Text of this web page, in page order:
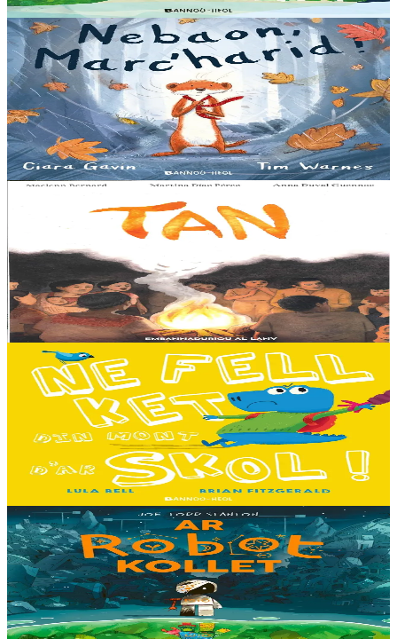
En stock13,00 €
3 ans et plus
Bannoù-heol
A little bit worried
Pris dans une violente tempête, Marc'harid construit une forteresse
pour s'y réfugier. Mais elle y rencontre Lagadeg, qui adore jouer
dans le vent et patauger sous la pluie....
En stock13,00 €
8 ans et plus
Tout en haut des vertes collines, là où les montagnes se couvrent du
brouillard des matinées feutrées, est perché le petit village maya de
Sakamch'en....
En stock11,00 €
3 ans et plus
Bannoù-heol
I don't want to go to school!
C'est le premier jour d'école des Souris et des Dinosaures. Ils n'ont
pas envie d'y aller. Mais quand les cours commencent, une très
grande surprise les attend…...
13,00 €
8 ans et plus
Timilenn
The Lost Robot
Au cœur d’une décharge, un petit robot brisé s’éveille. Il ne se
souvient plus d’où il vient ni depuis combien de temps il est là, mais
il sait qu’il n’est pas à sa place....